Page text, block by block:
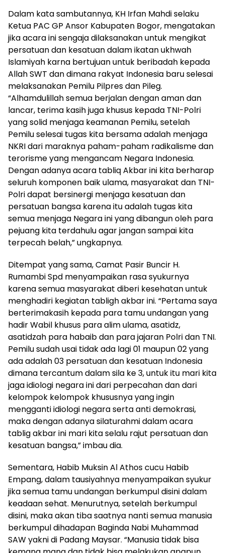
Dalam kata sambutannya, KH Irfan Mahdi selaku
Ketua PAC GP Ansor Kabupaten Bogor, mengatakan
jika acara ini sengaja dilaksanakan untuk mengikat
persatuan dan kesatuan dalam ikatan ukhwah
Islamiyah karna bertujuan untuk beribadah kepada
Allah SWT dan dimana rakyat Indonesia baru selesai
melaksanakan Pemilu Pilpres dan Pileg.
“Alhamdulillah semua berjalan dengan aman dan
lancar, terima kasih juga khusus kepada TNI-Polri
yang solid menjaga keamanan Pemilu, setelah
Pemilu selesai tugas kita bersama adalah menjaga
NKRI dari maraknya paham-paham radikalisme dan
terorisme yang mengancam Negara Indonesia.
Dengan adanya acara tabliq Akbar ini kita berharap
seluruh komponen baik ulama, masyarakat dan TNI-
Polri dapat bersinergi menjaga kesatuan dan
persatuan bangsa karena itu adalah tugas kita
semua menjaga Negara ini yang dibangun oleh para
pejuang kita terdahulu agar jangan sampai kita
terpecah belah,” ungkapnya.
Ditempat yang sama, Camat Pasir Buncir H.
Rumambi Spd menyampaikan rasa syukurnya
karena semua masyarakat diberi kesehatan untuk
menghadiri kegiatan tabligh akbar ini. “Pertama saya
berterimakasih kepada para tamu undangan yang
hadir Wabil khusus para alim ulama, asatidz,
asatidzah para habaib dan para jajaran Polri dan TNI.
Pemilu sudah usai tidak ada lagi 01 maupun 02 yang
ada adalah 03 persatuan dan kesatuan Indonesia
dimana tercantum dalam sila ke 3, untuk itu mari kita
jaga idiologi negara ini dari perpecahan dan dari
kelompok kelompok khususnya yang ingin
mengganti idiologi negara serta anti demokrasi,
maka dengan adanya silaturahmi dalam acara
tablig akbar ini mari kita selalu rajut persatuan dan
kesatuan bangsa,” imbau dia.
Sementara, Habib Muksin Al Athos cucu Habib
Empang, dalam tausiyahnya menyampaikan syukur
jika semua tamu undangan berkumpul disini dalam
keadaan sehat. Menurutnya, setelah berkumpul
disini, maka akan tiba saatnya nanti semua manusia
berkumpul dihadapan Baginda Nabi Muhammad
SAW yakni di Padang Maysar. “Manusia tidak bisa